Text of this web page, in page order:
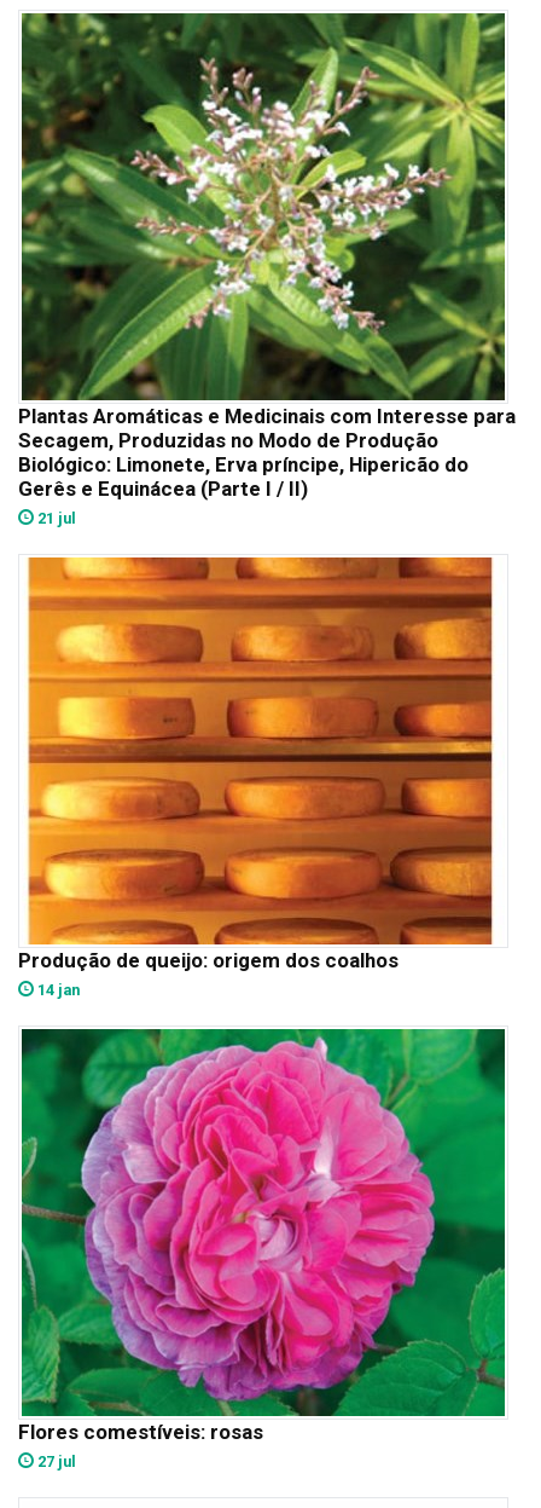
Plantas Aromáticas e Medicinais com Interesse para
Secagem, Produzidas no Modo de Produção
Biológico: Limonete, Erva príncipe, Hipericão do
Gerês e Equinácea (Parte I / II)
21 jul
Produção de queijo: origem dos coalhos
14 jan
Flores comestíveis: rosas
27 jul